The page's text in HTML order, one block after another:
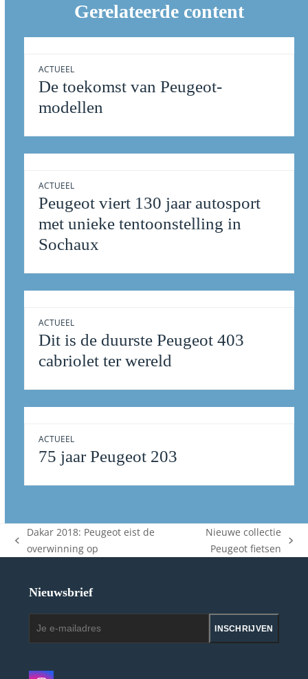
Gerelateerde content
De toekomst van Peugeot-
modellen
ACTUEEL
Peugeot viert 130 jaar autosport
met unieke tentoonstelling in
Sochaux
ACTUEEL
Dit is de duurste Peugeot 403
cabriolet ter wereld
ACTUEEL
75 jaar Peugeot 203
ACTUEEL
previous
Dakar 2018: Peugeot eist de
overwinning op
Nieuwe collectie
Peugeot fietsen
Nieuwsbrief
INSCHRIJVEN